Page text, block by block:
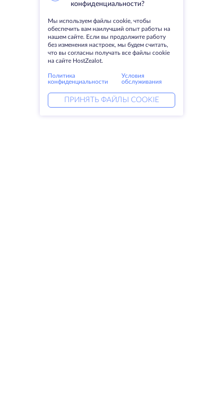
конфиденциальности?
Мы используем файлы cookie, чтобы
обеспечить вам наилучший опыт работы на
нашем сайте. Если вы продолжите работу
без изменения настроек, мы будем считать,
что вы согласны получать все файлы cookie
на сайте HostZealot.
Политика
конфиденциальности
Условия
обслуживания
ПРИНЯТЬ ФАЙЛЫ COOKIE